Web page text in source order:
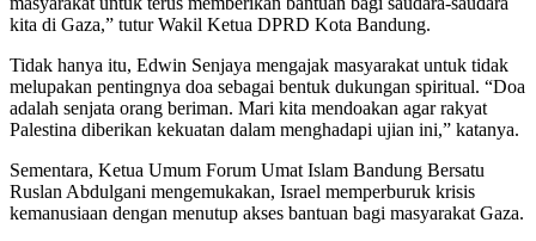
kita di Gaza,” tutur Wakil Ketua DPRD Kota Bandung.
Tidak hanya itu, Edwin Senjaya mengajak masyarakat untuk tidak
melupakan pentingnya doa sebagai bentuk dukungan spiritual. “Doa
adalah senjata orang beriman. Mari kita mendoakan agar rakyat
Palestina diberikan kekuatan dalam menghadapi ujian ini,” katanya.
Sementara, Ketua Umum Forum Umat Islam Bandung Bersatu
Ruslan Abdulgani mengemukakan, Israel memperburuk krisis
kemanusiaan dengan menutup akses bantuan bagi masyarakat Gaza.